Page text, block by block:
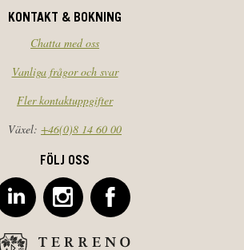
KONTAKT & BOKNING
Chatta med oss
Vanliga frågor och svar
Fler kontaktuppgifter
Växel: +46(0)8 14 60 00
FÖLJ OSS